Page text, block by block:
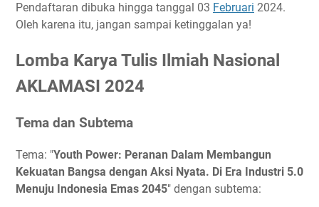
Pendaftaran dibuka hingga tanggal 03 Februari 2024.
Oleh karena itu, jangan sampai ketinggalan ya!
Lomba Karya Tulis Ilmiah Nasional
AKLAMASI 2024
Tema dan Subtema
Tema: "Youth Power: Peranan Dalam Membangun
Kekuatan Bangsa dengan Aksi Nyata. Di Era Industri 5.0
Menuju Indonesia Emas 2045" dengan subtema: